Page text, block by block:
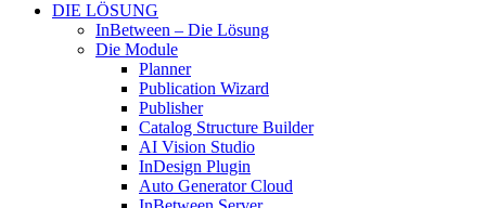
DIE LÖSUNG
InBetween – Die Lösung
Die Module
Planner
Publication Wizard
Publisher
Catalog Structure Builder
AI Vision Studio
InDesign Plugin
Auto Generator Cloud